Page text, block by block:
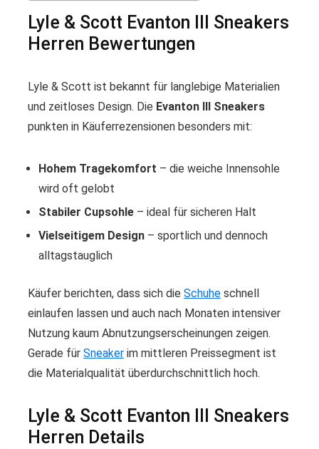
Lyle & Scott Evanton III Sneakers
Herren Bewertungen
Lyle & Scott ist bekannt für langlebige Materialien
und zeitloses Design. Die Evanton III Sneakers
punkten in Käuferrezensionen besonders mit:
Hohem Tragekomfort – die weiche Innensohle
wird oft gelobt
Stabiler Cupsohle – ideal für sicheren Halt
Vielseitigem Design – sportlich und dennoch
alltagstauglich
Käufer berichten, dass sich die Schuhe schnell
einlaufen lassen und auch nach Monaten intensiver
Nutzung kaum Abnutzungserscheinungen zeigen.
Gerade für Sneaker im mittleren Preissegment ist
die Materialqualität überdurchschnittlich hoch.
Lyle & Scott Evanton III Sneakers
Herren Details